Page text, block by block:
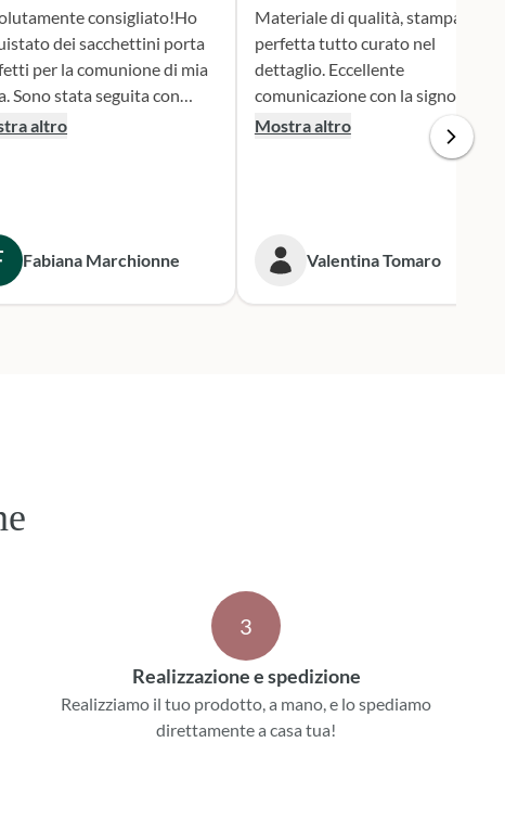
consigliato!Ho
dei sacchettini porta
per la comunione di mia
con
e serietà nella scelta e
puntualissima
i tempi stabiliti.
mi rivolgerò a loro
altro
Fabiana Marchionne
Materiale di qualità, stampa
perfetta tutto curato nel
dettaglio. Eccellente
comunicazione con la signora
Silvia per qualsiasi cambiamento
nella produzione e nel dare
Mostra altro
Valentina Tomaro
3
Realizzazione e spedizione
Realizziamo il tuo prodotto, a mano, e lo spediamo
direttamente a casa tua!